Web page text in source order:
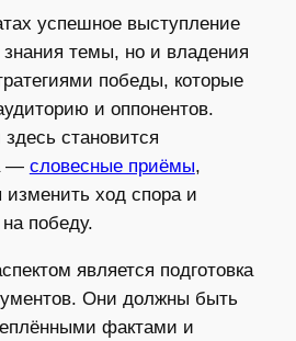
успешное выступление
знания темы, но и владения
победы, которые
и оппонентов.
становится
— словесные приёмы,
изменить ход спора и
победу.
является подготовка
Они должны быть
фактами и